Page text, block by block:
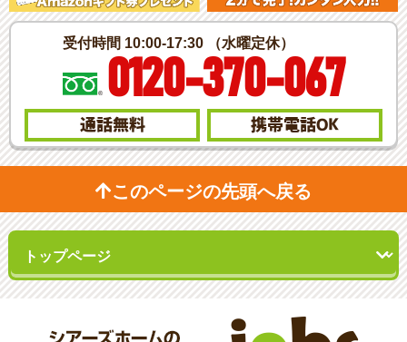
受付時間 10:00-17:30 （水曜定休）
0120-370-067
通話無料 携帯電話OK
このページの先頭へ戻る